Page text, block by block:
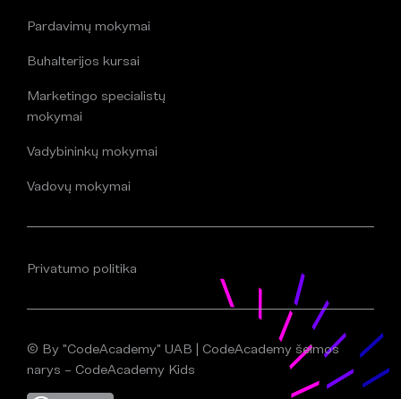
Pardavimų mokymai
Buhalterijos kursai
Marketingo specialistų
mokymai
Vadybininkų mokymai
Vadovų mokymai
Privatumo politika
© By "CodeAcademy" UAB | CodeAcademy šeimos
narys – CodeAcademy Kids